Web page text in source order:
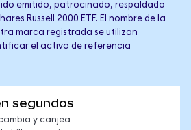
emitido, patrocinado, respaldado
Russell 2000 ETF. El nombre de la
marca registrada se utilizan
el activo de referencia
segundos
y canjea